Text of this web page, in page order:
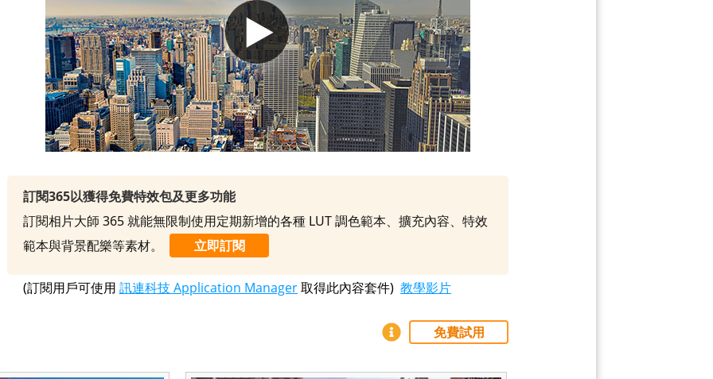
訂閱365以獲得免費特效包及更多功能
訂閱相片大師 365 就能無限制使用定期新增的各種 LUT 調色範本、擴充內容、特效
範本與背景配樂等素材。
立即訂閱
(訂閱用戶可使用 訊連科技 Application Manager取得此內容套件) 教學影片
免費試用